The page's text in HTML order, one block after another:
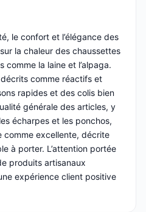
le confort et l’élégance des
la chaleur des chaussettes
la laine et l’alpaga.
comme réactifs et
rapides et des colis bien
générale des articles, y
écharpes et les ponchos,
comme excellente, décrite
à porter. L’attention portée
produits artisanaux
expérience client positive